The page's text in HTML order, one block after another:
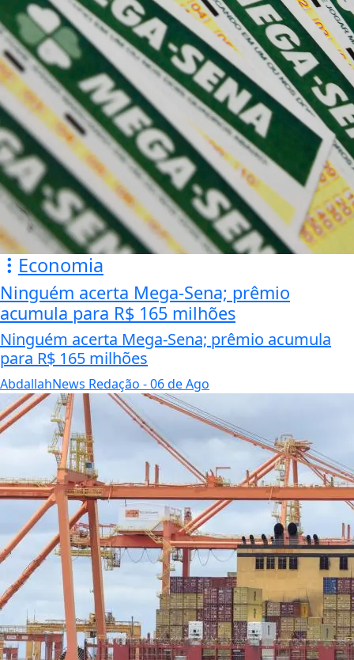
Economia
Ninguém acerta Mega-Sena; prêmio
acumula para R$ 165 milhões
Ninguém acerta Mega-Sena; prêmio acumula
para R$ 165 milhões
AbdallahNews Redação - 06 de Ago